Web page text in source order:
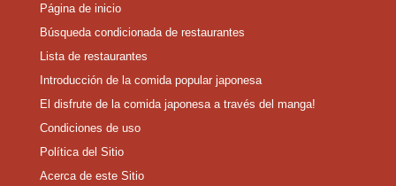
Página de inicio
Búsqueda condicionada de restaurantes
Lista de restaurantes
Introducción de la comida popular japonesa
El disfrute de la comida japonesa a través del manga!
Condiciones de uso
Política del Sitio
Acerca de este Sitio